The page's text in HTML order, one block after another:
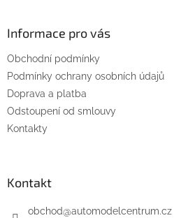
Informace pro vás
Obchodní podmínky
Podmínky ochrany osobních údajů
Doprava a platba
Odstoupení od smlouvy
Kontakty
Kontakt
obchod@automodelcentrum.cz